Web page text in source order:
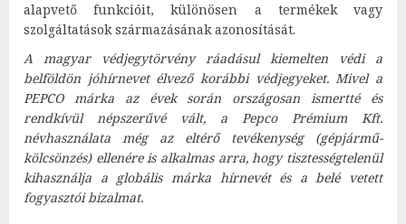
alapvető funkcióit, különösen a termékek vagy
szolgáltatások származásának azonosítását.
A magyar védjegytörvény ráadásul kiemelten védi a
belföldön jóhírnevet élvező korábbi védjegyeket. Mivel a
PEPCO márka az évek során országosan ismertté és
rendkívül népszerűvé vált, a Pepco Prémium Kft.
névhasználata még az eltérő tevékenység (gépjármű-
kölcsönzés) ellenére is alkalmas arra, hogy tisztességtelenül
kihasználja a globális márka hírnevét és a belé vetett
fogyasztói bizalmat.